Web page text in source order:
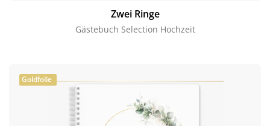
Zwei Ringe
Gästebuch Selection Hochzeit
Goldfolie